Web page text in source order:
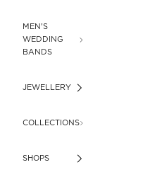
MEN'S
WEDDING
BANDS
JEWELLERY
COLLECTIONS
SHOPS